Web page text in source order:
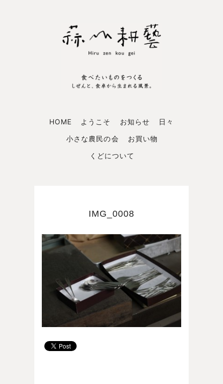
HOME ようこそ お知らせ
日々
小さな農民の会
お買い物
くどについて
IMG_0008